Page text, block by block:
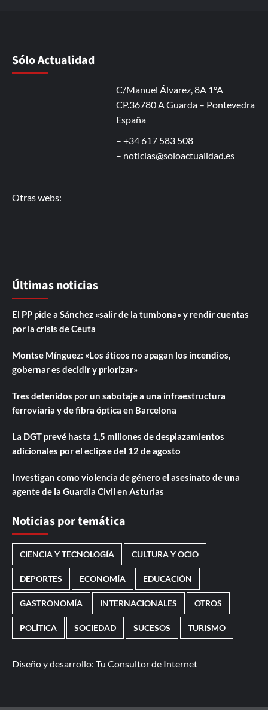
Sólo Actualidad
C/Manuel Álvarez, 8A 1ºA
CP.36780 A Guarda – Pontevedra
España
– +34 617 583 508
– noticias@soloactualidad.es
Otras webs:
Últimas noticias
El PP pide a Sánchez «salir de la tumbona» y rendir cuentas
por la crisis de Ceuta
Montse Mínguez: «Los áticos no apagan los incendios,
gobernar es decidir y priorizar»
Tres detenidos por un sabotaje a una infraestructura
ferroviaria y de fibra óptica en Barcelona
La DGT prevé hasta 1,5 millones de desplazamientos
adicionales por el eclipse del 12 de agosto
Investigan como violencia de género el asesinato de una
agente de la Guardia Civil en Asturias
Noticias por temática
CIENCIA Y TECNOLOGÍA CULTURA Y OCIO
DEPORTES ECONOMÍA EDUCACIÓN
GASTRONOMÍA INTERNACIONALES OTROS
POLÍTICA SOCIEDAD SUCESOS TURISMO
Diseño y desarrollo: Tu Consultor de Internet